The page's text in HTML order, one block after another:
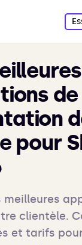
de
pour
meilleures
clientèle.
et tarifs